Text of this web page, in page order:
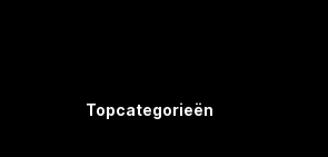
Topcategorieën